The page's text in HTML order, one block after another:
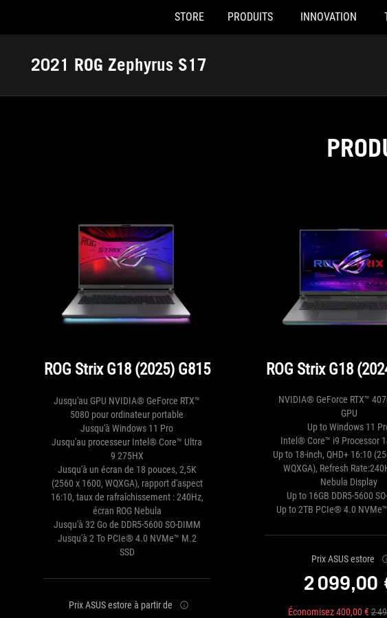
Accessibility links
STORE PRODUITS INNOVATION
2021 ROG Zephyrus S17
ROG Strix G18 (2025) G815
Jusqu'au GPU NVIDIA® GeForce RTX™
5080 pour ordinateur portable
Jusqu'à Windows 11 Pro
Jusqu'au processeur Intel® Core™ Ultra
9 275HX
Jusqu'à un écran de 18 pouces, 2,5K
(2560 x 1600, WQXGA), rapport d'aspect
16:10, taux de rafraîchissement : 240Hz,
écran ROG Nebula
Jusqu'à 32 Go de DDR5-5600 SO-DIMM
Jusqu'à 2 To PCIe® 4.0 NVMe™ M.2
SSD
Prix ASUS estore à partir de
ROG Strix G18
NVIDIA® GeForce RTX™
GPU
Up to Windows 11
Intel® Core™ i9 Processor
Up to 18-inch, QHD+ 16:10
WQXGA), Refresh
Nebula Display
Up to 16GB DDR5-5600
Up to 2TB PCIe® 4.0
Prix ASUS estore
2 099,00
Économisez 400,00 €2